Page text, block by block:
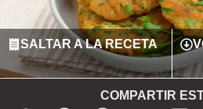
SALTAR A LA RECETA
COMPARTIR